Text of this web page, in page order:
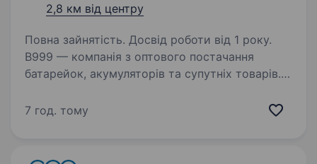
2,8 км від центру
Повна зайнятість. Досвід роботи від 1 року.
B999 — компанія з оптового постачання
батарейок, акумуляторів та супутніх товарів.
та розвиваємо напрямок оптових продажів.
7 год. тому